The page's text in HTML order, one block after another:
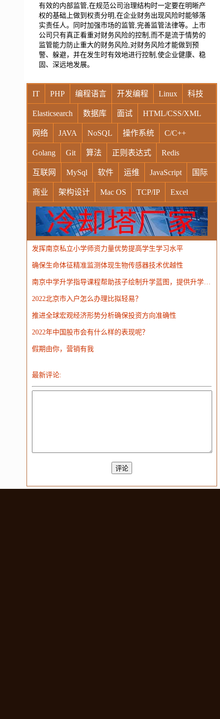
有效的内部监管,在规范公司治理结构时一定要在明晰产
权的基础上做到权责分明,在企业财务出现风险时能够落
实责任人。同时加强市场的监管,完善监管法律等。上市
公司只有真正看重对财务风险的控制,而不是流于情势的
监管能力防止重大的财务风险,对财务风险才能做到预
警、躲避，并在发生时有效地进行控制,使企业健康、稳
固、深远地发展。
IT PHP 编程语言 开发编程 Linux 科技
Elasticsearch 数据库 面试 HTML/CSS/XML
网络 JAVA NoSQL 操作系统 C/C++
Golang Git 算法 正则表达式 Redis
互联网 MySql 软件 运维 JavaScript 国际
商业 架构设计 Mac OS TCP/IP Excel
Windows Oracle Socket VR Vim
MongoDB 运营 Python MemCache 硬件
电子 娱乐 设计 摄影 nginx 游戏
WordPress HTTP 团建 数码电器 Docker
广告
发挥南京私立小学师资力量优势提高学生学习水平
确保生命体征精准监测体现生物传感器技术优越性
南京中学升学指导课程帮助孩子绘制升学蓝图，提供升学课程教育
2022北京市入户怎么办理比拟轻易？
推进全球宏观经济形势分析确保投资方向准确性
2022年中国股市会有什么样的表现呢？
假期由你，营销有我
最新评论: